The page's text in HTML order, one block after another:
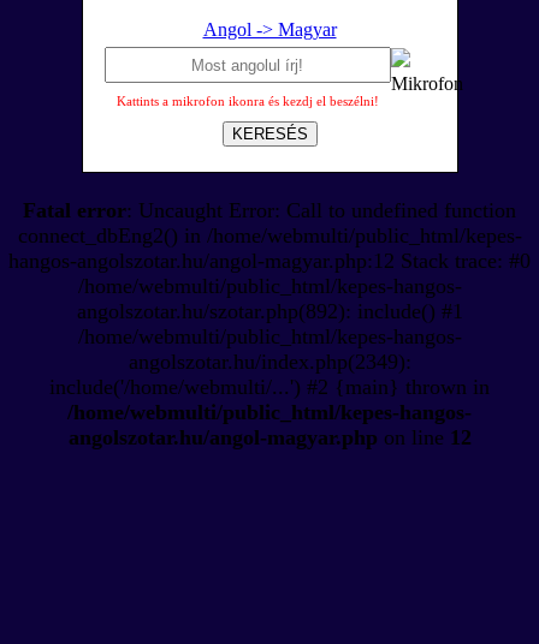
Angol -> Magyar
Kattints a mikrofon ikonra és kezdj el beszélni!
KERESÉS
Fatal error: Uncaught Error: Call to undefined function
connect_dbEng2() in /home/webmulti/public_html/kepes-
hangos-angolszotar.hu/angol-magyar.php:12 Stack trace: #0
/home/webmulti/public_html/kepes-hangos-
angolszotar.hu/szotar.php(892): include() #1
/home/webmulti/public_html/kepes-hangos-
angolszotar.hu/index.php(2349):
include('/home/webmulti/...') #2 {main} thrown in
/home/webmulti/public_html/kepes-hangos-
angolszotar.hu/angol-magyar.php on line 12